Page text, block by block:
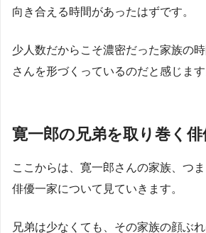
向き合える時間があったはずです。
少人数だからこそ濃密だった家族の
さんを形づくっているのだと感じます
寛一郎の兄弟を取り巻く俳
ここからは、寛一郎さんの家族、つ
俳優一家について見ていきます。
兄弟は少なくても、その家族の顔ぶ